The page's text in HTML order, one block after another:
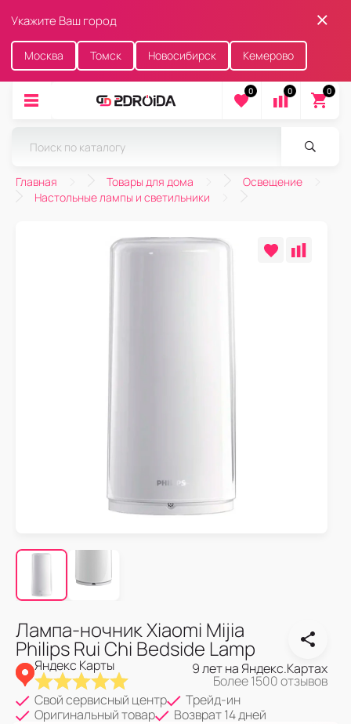
Укажите Ваш город
Москва Томск Новосибирск Кемерово
0 0 0
Главная Товары для дома
Освещение
Настольные лампы и светильники
Лампа-ночник Xiaomi Mijia
Philips Rui Chi Bedside Lamp
Яндекс Карты 9 лет на Яндекс.Картах
Более 1500 отзывов
Свой сервисный центр
Трейд-ин
Оригинальный товар
Возврат 14 дней